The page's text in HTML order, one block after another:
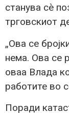
станува сè
трговскиот
„Ова се
нема. Ова се
оваа Влада
работите во
Поради